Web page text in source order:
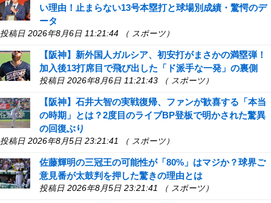
い理由！止まらない13号本塁打と球場別成績・驚愕のデ
ータ
投稿日 2026年8月6日 11:21:44 （ スポーツ）
【阪神】新外国人ガルシア、初安打がまさかの満塁弾！
加入後13打席目で飛び出した「ド派手な一発」の裏側
投稿日 2026年8月6日 11:21:43 （ スポーツ）
【阪神】石井大智の実戦復帰、ファンが歓喜する「本当
の時期」とは？2度目のライブBP登板で明かされた驚異
の回復ぶり
投稿日 2026年8月5日 23:21:41 （ スポーツ）
佐藤輝明の三冠王の可能性が「80%」はマジか？球界ご
意見番が太鼓判を押した驚きの理由とは
投稿日 2026年8月5日 23:21:41 （ スポーツ）